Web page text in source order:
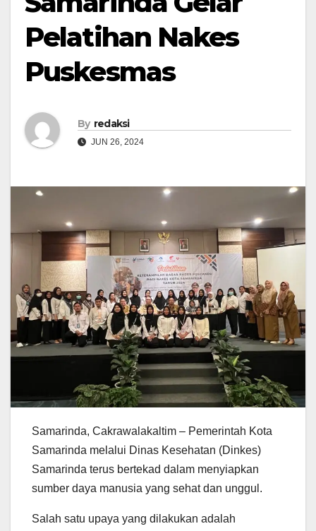
Pelatihan Nakes
Puskesmas
By redaksi
JUN 26, 2024
Samarinda, Cakrawalakaltim – Pemerintah Kota
Samarinda melalui Dinas Kesehatan (Dinkes)
Samarinda terus bertekad dalam menyiapkan
sumber daya manusia yang sehat dan unggul.
Salah satu upaya yang dilakukan adalah